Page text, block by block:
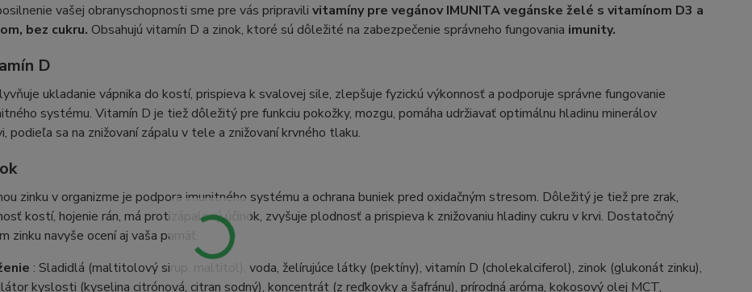
vašej obranyschopnosti sme pre vás pripravili vitamíny pre vegánov IMUNITA vegánske želé s vitamínom D3 a
bez cukru. Obsahujú vitamín D a zinok, ktoré sú dôležité na zabezpečenie správneho fungovania imunity.
D
ukladanie vápnika do kostí, prispieva k svalovej sile, zlepšuje fyzickú výkonnosť a podporuje správne fungovanie
systému. Vitamín D je tiež dôležitý pre funkciu pokožky, mozgu, pomáha udržiavať optimálnu hladinu minerálov
podieľa sa na znižovaní zápalu v tele a znižovaní krvného tlaku.
zinku v organizme je podpora imunitného systému a ochrana buniek pred oxidačným stresom. Dôležitý je tiež pre zrak,
kostí, hojenie rán, má protizápalový účinok, zvyšuje plodnosť a prispieva k znižovaniu hladiny cukru v krvi. Dostatočný
zinku navyše ocení aj vaša pamäť.
: Sladidlá (maltitolový sirup, maltitol), voda, želírujúce látky (pektíny), vitamín D (cholekalciferol), zinok (glukonát zinku),
kyslosti (kyselina citrónová, citran sodný), koncentrát (z reďkovky a šafránu), prírodná aróma, kokosový olej MCT,